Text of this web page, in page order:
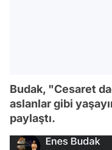
Budak, "Cesaret
aslanlar gibi
paylaştı.